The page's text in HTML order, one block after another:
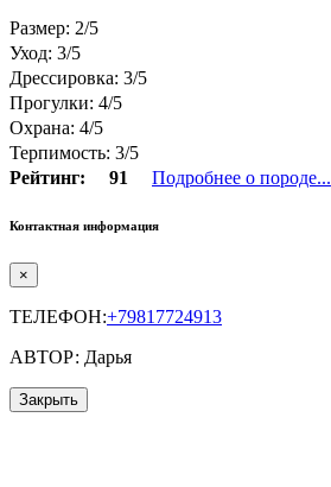
Размер: 2/5
Уход: 3/5
Дрессировка: 3/5
Прогулки: 4/5
Охрана: 4/5
Терпимость: 3/5
Рейтинг:
91 Подробнее о породе...
Контактная информация
×
ТЕЛЕФОН:+79817724913
АВТОР: Дарья
Закрыть